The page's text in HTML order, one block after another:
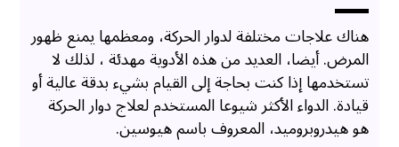
هناك علاجات مختلفة لدوار الحركة، ومعظمها يمنع ظهور
المرض. أيضا، العديد من هذه الأدوية مهدئة ، لذلك لا
تستخدمها إذا كنت بحاجة إلى القيام بشيء بدقة عالية أو
قيادة. الدواء الأكثر شيوعا المستخدم لعلاج دوار الحركة
هو هيدروبروميد، المعروف باسم هيوسين.